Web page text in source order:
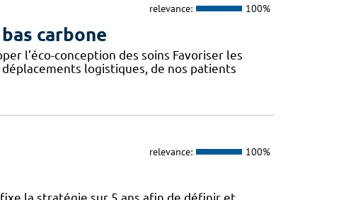
relevance: 100%
carbone
l’éco-conception des soins Favoriser les
logistiques, de nos patients
relevance: 100%